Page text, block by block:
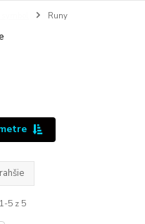
Runy
5 z 5